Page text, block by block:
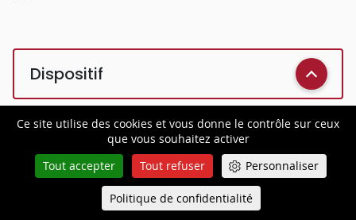
Ce site utilise des cookies et vous donne le contrôle sur ceux
que vous souhaitez activer
Tout accepter
Tout refuser Personnaliser
Politique de confidentialité
Dispositif
PAR CES MOTIFS, et sans qu'il y ait lieu de statuer sur les
autres griefs, la Cour :
REJETTE le pourvoi principal ;
Queue-Fair